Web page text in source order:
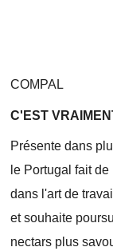
COMPAL
C'EST
Présente dans
le Portugal fait
dans l'art de
et souhaite
nectars plus